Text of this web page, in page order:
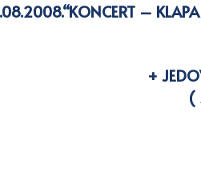
“KONCERT –
+
(